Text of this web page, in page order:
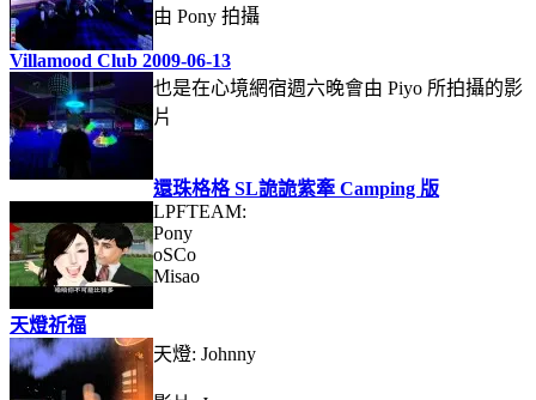
由 Pony 拍攝
Villamood Club 2009-06-13
也是在心境網宿週六晚會由 Piyo 所拍攝的影
片
還珠格格 SL詭詭紫牽 Camping 版
LPFTEAM:
Pony
oSCo
Misao
天燈祈福
天燈: Johnny